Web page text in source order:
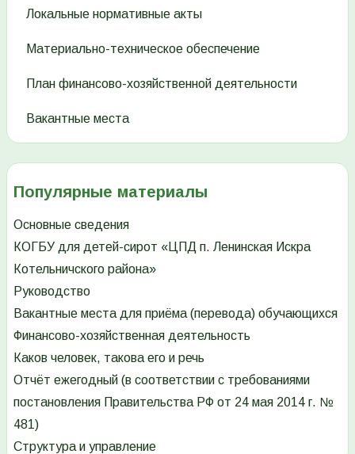
Локальные нормативные акты
Материально-техническое обеспечение
План финансово-хозяйственной деятельности
Вакантные места
Популярные материалы
Основные сведения
КОГБУ для детей-сирот «ЦПД п. Ленинская Искра
Котельничского района»
Руководство
Вакантные места для приёма (перевода) обучающихся
Финансово-хозяйственная деятельность
Каков человек, такова его и речь
Отчёт ежегодный (в соответствии с требованиями
постановления Правительства РФ от 24 мая 2014 г. №
481)
Структура и управление